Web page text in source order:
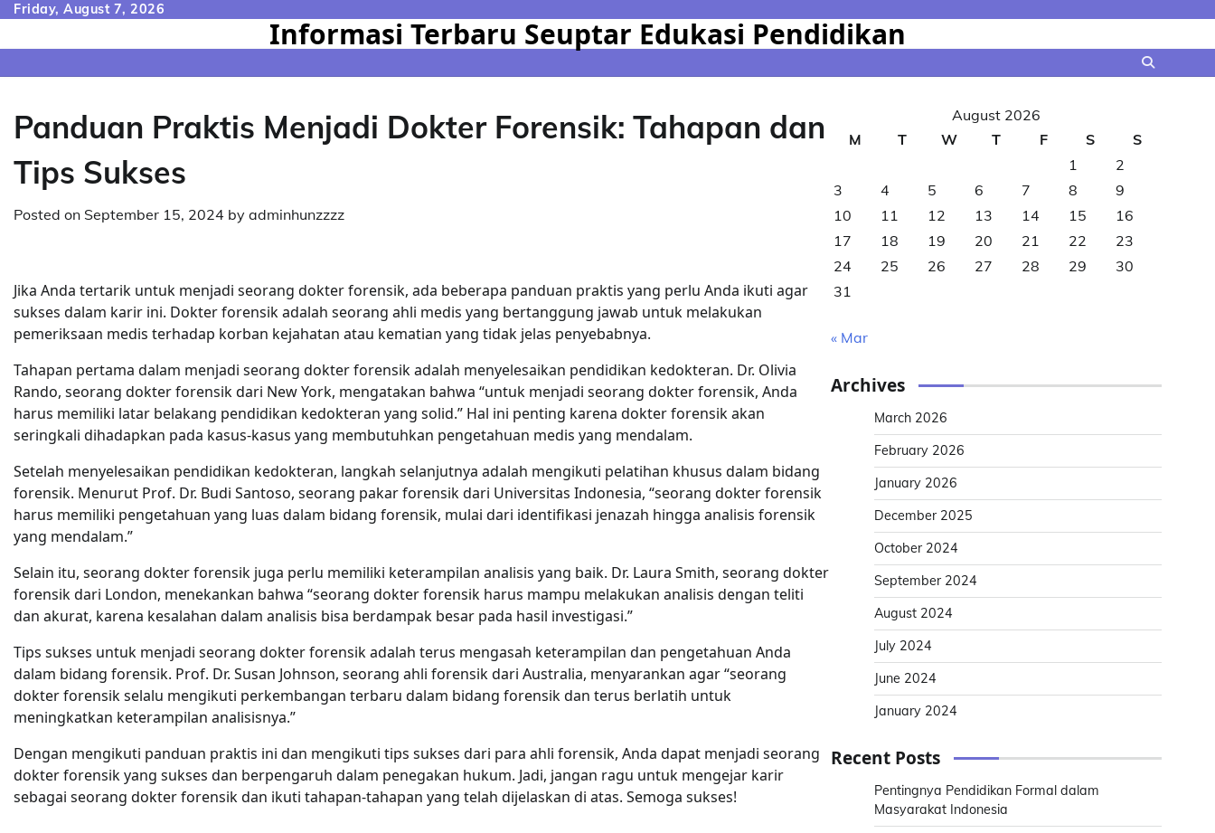
Skip
content
Friday, August 7, 2026
Informasi Terbaru Seuptar Edukasi Pendidikan
Panduan Praktis Menjadi Dokter Forensik: Tahapan dan
Tips Sukses
Posted on September 15, 2024 by adminhunzzzz
Jika Anda tertarik untuk menjadi seorang dokter forensik, ada beberapa panduan praktis yang perlu Anda ikuti agar
sukses dalam karir ini. Dokter forensik adalah seorang ahli medis yang bertanggung jawab untuk melakukan
pemeriksaan medis terhadap korban kejahatan atau kematian yang tidak jelas penyebabnya.
Tahapan pertama dalam menjadi seorang dokter forensik adalah menyelesaikan pendidikan kedokteran. Dr. Olivia
Rando, seorang dokter forensik dari New York, mengatakan bahwa “untuk menjadi seorang dokter forensik, Anda
harus memiliki latar belakang pendidikan kedokteran yang solid.” Hal ini penting karena dokter forensik akan
seringkali dihadapkan pada kasus-kasus yang membutuhkan pengetahuan medis yang mendalam.
Setelah menyelesaikan pendidikan kedokteran, langkah selanjutnya adalah mengikuti pelatihan khusus dalam bidang
forensik. Menurut Prof. Dr. Budi Santoso, seorang pakar forensik dari Universitas Indonesia, “seorang dokter forensik
harus memiliki pengetahuan yang luas dalam bidang forensik, mulai dari identifikasi jenazah hingga analisis forensik
yang mendalam.”
Selain itu, seorang dokter forensik juga perlu memiliki keterampilan analisis yang baik. Dr. Laura Smith, seorang dokter
forensik dari London, menekankan bahwa “seorang dokter forensik harus mampu melakukan analisis dengan teliti
dan akurat, karena kesalahan dalam analisis bisa berdampak besar pada hasil investigasi.”
Tips sukses untuk menjadi seorang dokter forensik adalah terus mengasah keterampilan dan pengetahuan Anda
dalam bidang forensik. Prof. Dr. Susan Johnson, seorang ahli forensik dari Australia, menyarankan agar “seorang
dokter forensik selalu mengikuti perkembangan terbaru dalam bidang forensik dan terus berlatih untuk
meningkatkan keterampilan analisisnya.”
Dengan mengikuti panduan praktis ini dan mengikuti tips sukses dari para ahli forensik, Anda dapat menjadi seorang
dokter forensik yang sukses dan berpengaruh dalam penegakan hukum. Jadi, jangan ragu untuk mengejar karir
sebagai seorang dokter forensik dan ikuti tahapan-tahapan yang telah dijelaskan di atas. Semoga sukses!
August 2026
M
T W T F S
S
1
2
3
4 5 6 7 8
9
10
11 12 13 14 15
16
17
18 19 20 21 22
23
24
25 26 27 28 29
30
31
« Mar
Archives
March 2026
February 2026
January 2026
December 2025
October 2024
September 2024
August 2024
July 2024
June 2024
January 2024
Recent Posts
Pentingnya Pendidikan Formal dalam
Masyarakat Indonesia